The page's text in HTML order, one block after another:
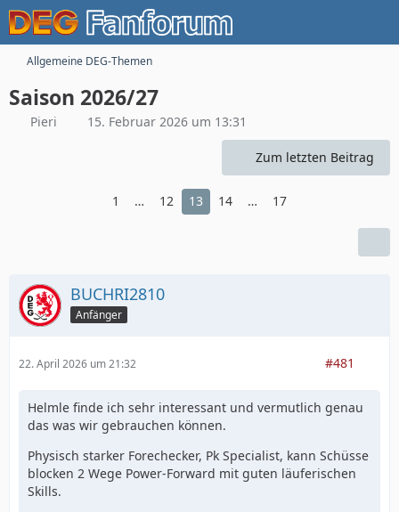
Allgemeine DEG-Themen
Saison 2026/27
Pieri 15. Februar 2026 um 13:31
Zum letzten Beitrag
1 … 12 13 14 … 17
BUCHRI2810
Anfänger
22. April 2026 um 21:32 #481
Helmle finde ich sehr interessant und vermutlich genau
das was wir gebrauchen können.
Physisch starker Forechecker, Pk Specialist, kann Schüsse
blocken 2 Wege Power-Forward mit guten läuferischen
Skills.